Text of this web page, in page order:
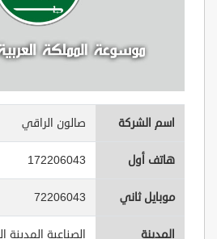
اسم الشركة صالون الراقي
هاتف أول 172206043
موبايل ثاني 72206043
المدينة الصناعية المدينة